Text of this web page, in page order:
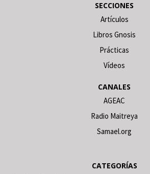
SECCIONES
Artículos
Libros Gnosis
Prácticas
Vídeos
CANALES
AGEAC
Radio Maitreya
Samael.org
CATEGORÍAS